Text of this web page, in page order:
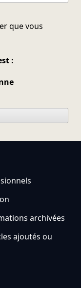
que vous
:
archivées
ajoutés ou